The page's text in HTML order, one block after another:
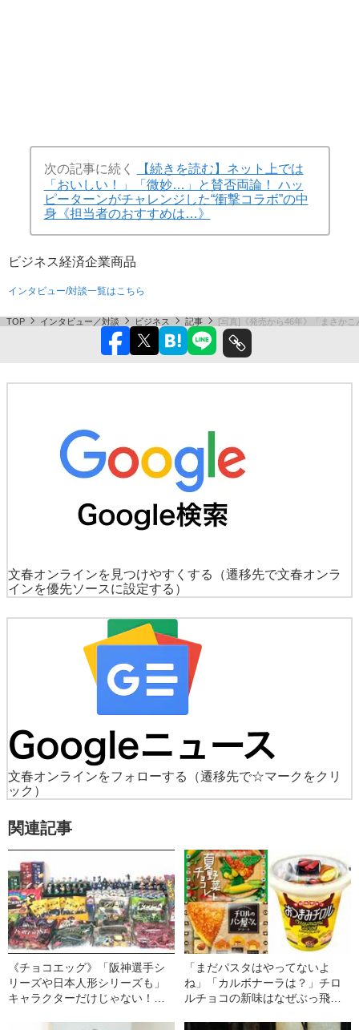
次の記事に続く
【続きを読む】ネット上では
「おいしい！」「微妙…」と賛否両論！ ハッ
ピーターンがチャレンジした“衝撃コラボ”の中
身《担当者のおすすめは…》
ビジネス経済企業商品
インタビュー/対談一覧はこちら
TOP インタビュー／対談 ビジネス 記事 [写真]《発売から46年》「まさか
文春オンラインを見つけやすくする
（遷移先で文春オンラ
インを優先ソースに設定する）
文春オンラインをフォローする
（遷移先で☆マークをクリ
ック）
関連記事
《チョコエッグ》「阪神選手シ
リーズや日本人形シリーズも」
キャラクターだけじゃない！こ
「まだパスタはやってないよ
ね」「カルボナーラは？」チロ
ルチョコの新味はなぜぶっ飛ん